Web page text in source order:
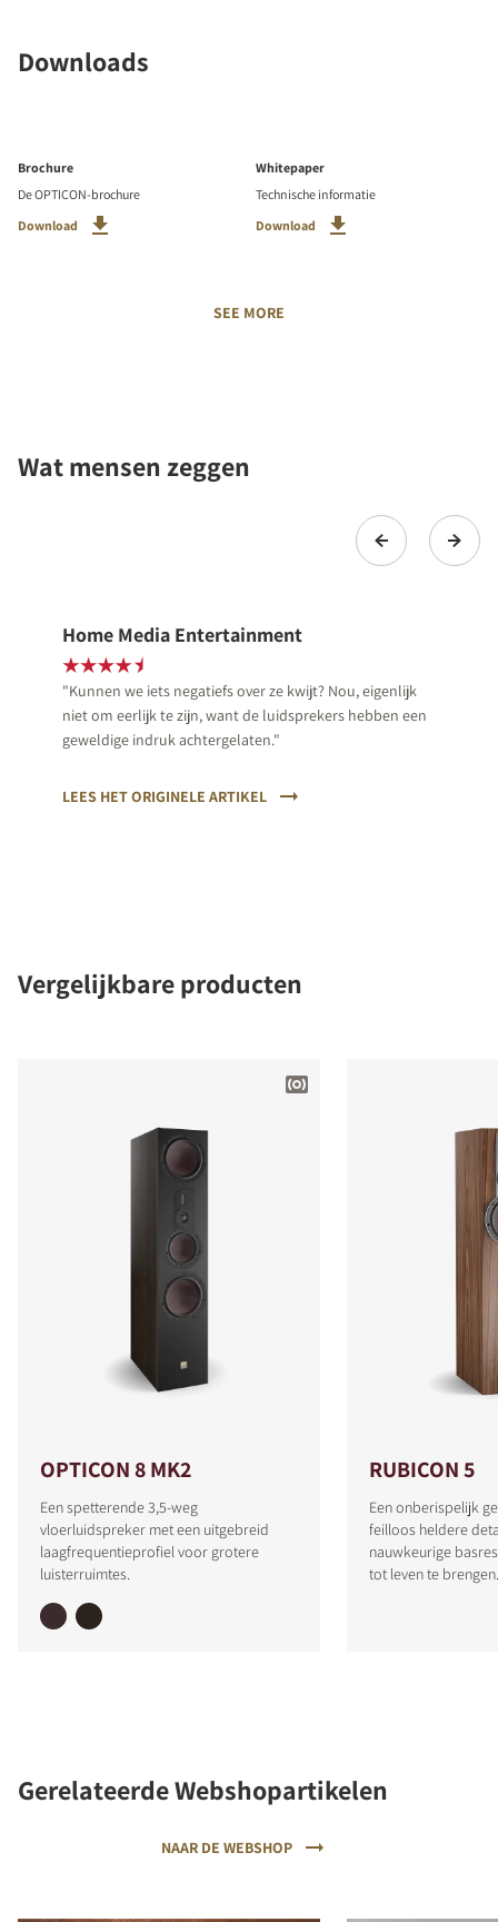
Downloads
Brochure
De OPTICON-brochure
Download
Whitepaper
Technische informatie
Download
SEE MORE
Wat mensen zeggen
Home Media Entertainment
"Kunnen we iets negatiefs over ze kwijt? Nou, eigenlijk
niet om eerlijk te zijn, want de luidsprekers hebben een
geweldige indruk achtergelaten."
LEES HET ORIGINELE ARTIKEL
Vergelijkbare producten
OPTICON 8 MK2
Een spetterende 3,5-weg
vloerluidspreker met een uitgebreid
laagfrequentieprofiel voor grotere
luisterruimtes.
RUBICON 5
Een onberispelijk
feilloos heldere
nauwkeurige
tot leven te brengen.
Gerelateerde Webshopartikelen
NAAR DE WEBSHOP